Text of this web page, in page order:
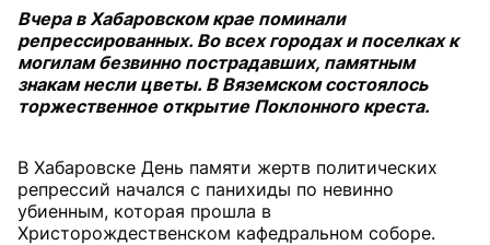
Вчера в Хабаровском крае поминали
репрессированных. Во всех городах и поселках к
могилам безвинно пострадавших, памятным
знакам несли цветы. В Вяземском состоялось
торжественное открытие Поклонного креста.
В Хабаровске День памяти жертв политических
репрессий начался с панихиды по невинно
убиенным, которая прошла в
Христорождественском кафедральном соборе.